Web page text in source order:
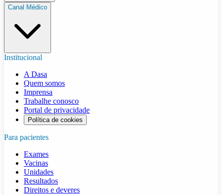
Canal Médico
Institucional
A Dasa
Quem somos
Imprensa
Trabalhe conosco
Portal de privacidade
Política de cookies
Para pacientes
Exames
Vacinas
Unidades
Resultados
Direitos e deveres